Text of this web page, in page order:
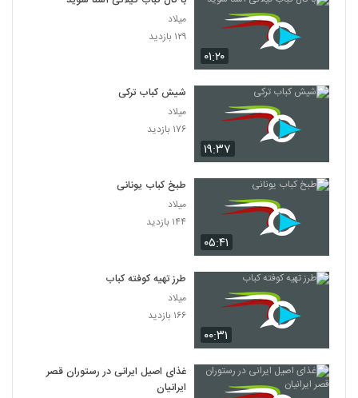
۰۱:۲۰
میلاد
۱۲۹ بازدید
۱۹:۳۷
شیش کباب ترکی
میلاد
۱۷۶ بازدید
۰۵:۴۱
طبخ کباب یونانی
میلاد
۱۴۴ بازدید
۰۰:۳۱
طرز تهیه کوفته کباب
میلاد
۱۶۶ بازدید
غذای اصیل ایرانی در رستوران قصر
ایرانیان